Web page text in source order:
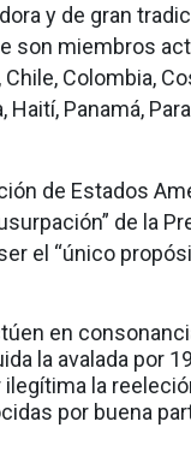
y de gran
son miembros
Colombia,
Panamá,
de Estados
de la
el “único
en
la avalada por
la
por buena